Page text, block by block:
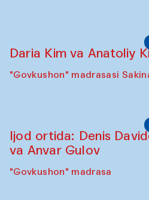
Daria Kim va Anatoliy
"Govkushon" madrasasi
Ijod ortida: Denis
va Anvar Gulov
"Govkushon" madrasa